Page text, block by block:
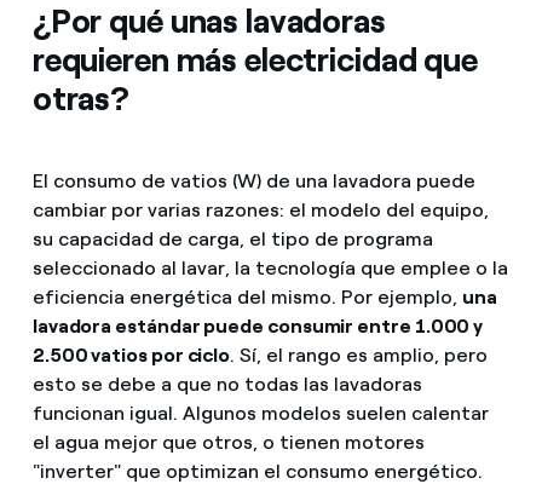
¿Por qué unas lavadoras
requieren más electricidad que
otras?
El consumo de vatios (W) de una lavadora puede
cambiar por varias razones: el modelo del equipo,
su capacidad de carga, el tipo de programa
seleccionado al lavar, la tecnología que emplee o la
eficiencia energética del mismo. Por ejemplo, una
lavadora estándar puede consumir entre 1.000 y
2.500 vatios por ciclo. Sí, el rango es amplio, pero
esto se debe a que no todas las lavadoras
funcionan igual. Algunos modelos suelen calentar
el agua mejor que otros, o tienen motores
"inverter" que optimizan el consumo energético.